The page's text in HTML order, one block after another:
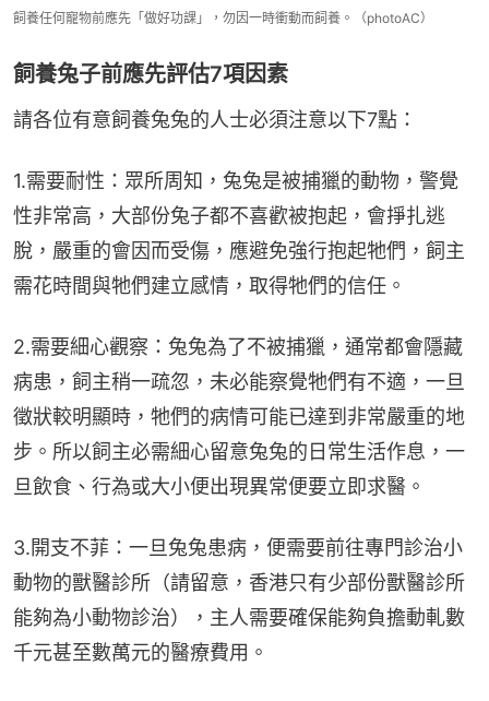
飼養任何寵物前應先「做好功課」，勿因一時衝動而飼養。（photoAC）
飼養兔子前應先評估7項因素
請各位有意飼養兔兔的人士必須注意以下7點：
1.需要耐性：眾所周知，兔兔是被捕獵的動物，警覺
性非常高，大部份兔子都不喜歡被抱起，會掙扎逃
脫，嚴重的會因而受傷，應避免強行抱起牠們，飼主
需花時間與牠們建立感情，取得牠們的信任。
2.需要細心觀察：兔兔為了不被捕獵，通常都會隱藏
病患，飼主稍一疏忽，未必能察覺牠們有不適，一旦
徵狀較明顯時，牠們的病情可能已達到非常嚴重的地
步。所以飼主必需細心留意兔兔的日常生活作息，一
旦飲食、行為或大小便出現異常便要立即求醫。
3.開支不菲：一旦兔兔患病，便需要前往專門診治小
動物的獸醫診所（請留意，香港只有少部份獸醫診所
能夠為小動物診治），主人需要確保能夠負擔動軋數
千元甚至數萬元的醫療費用。